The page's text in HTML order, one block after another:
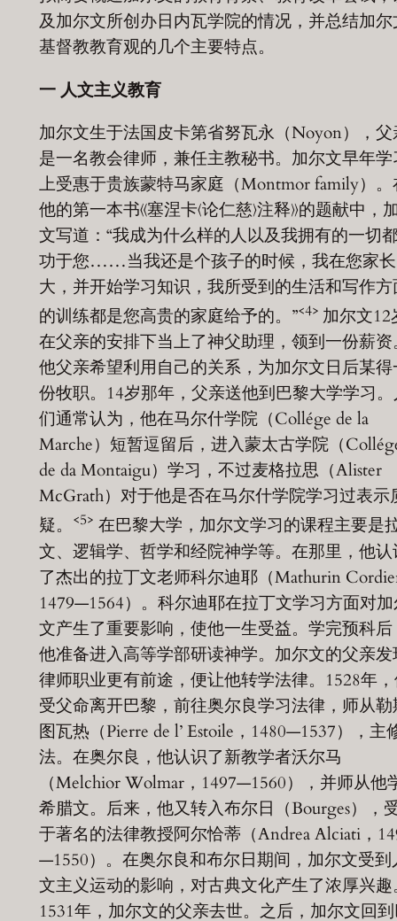
及加尔文所创办日内瓦学院的情况，并总结加尔
基督教教育观的几个主要特点。
一人文主义教育
加尔文生于法国皮卡第省努瓦永（Noyon），父
是一名教会律师，兼任主教秘书。加尔文早年学
上受惠于贵族蒙特马家庭（Montmor family）。
他的第一本书《塞涅卡〈论仁慈〉注释》的题献中，
文写道：“我成为什么样的人以及我拥有的一切
功于您……当我还是个孩子的时候，我在您家长
大，并开始学习知识，我所受到的生活和写作方
的训练都是您高贵的家庭给予的。”<4> 加尔文12
在父亲的安排下当上了神父助理，领到一份薪资
他父亲希望利用自己的关系，为加尔文日后某得
份牧职。14岁那年，父亲送他到巴黎大学学习
们通常认为，他在马尔什学院（Collége de la
Marche）短暂逗留后，进入蒙太古学院（
de da Montaigu）学习，不过麦格拉思（Alister
McGrath）对于他是否在马尔什学院学习过表示
疑。
<5> 在巴黎大学，加尔文学习的课程主要是
文、逻辑学、哲学和经院神学等。在那里，他认
了杰出的拉丁文老师科尔迪耶（Mathurin
1479—1564）。科尔迪耶在拉丁文学习方面对
文产生了重要影响，使他一生受益。学完预科后
他准备进入高等学部研读神学。加尔文的父亲发
律师职业更有前途，便让他转学法律。1528年
受父命离开巴黎，前往奥尔良学习法律，师从勒
图瓦热（Pierre de l’ Estoile，1480—1537），主
法。在奥尔良，他认识了新教学者沃尔马
（Melchior Wolmar，1497—1560），并师从他
希腊文。后来，他又转入布尔日（Bourges），
于著名的法律教授阿尔恰蒂（Andrea Alciati，
—1550）。在奥尔良和布尔日期间，加尔文受到
文主义运动的影响，对古典文化产生了浓厚兴趣
1531年，加尔文的父亲去世。之后，加尔文回